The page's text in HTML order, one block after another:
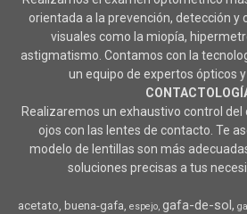
orientada a la prevención, detección y
visuales como la miopía,
astigmatismo. Contamos con la
un equipo de expertos ópticos
Realizaremos un exhaustivo control
ojos con las lentes de contacto. Te
modelo de lentillas son más
soluciones precisas a tus
acetato buena-gafa espejo gafa-de-sol